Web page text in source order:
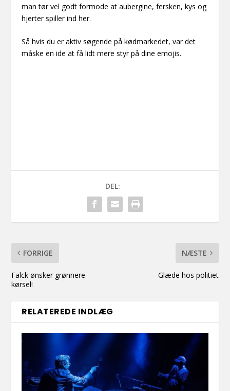
man tør vel godt formode at aubergine, fersken, kys og
hjerter spiller ind her.
Så hvis du er aktiv søgende på kødmarkedet, var det
måske en ide at få lidt mere styr på dine emojis.
DEL:
FORRIGE
Falck ønsker grønnere
kørsel!
NÆSTE
Glæde hos politiet
RELATEREDE INDLÆG